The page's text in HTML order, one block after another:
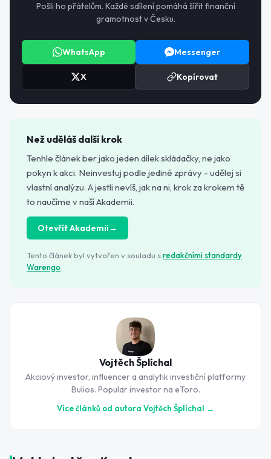
Pošli ho přátelům. Každé sdílení pomáhá šířit finanční
gramotnost v Česku.
WhatsApp Messenger
X Kopírovat
Než uděláš další krok
Tenhle článek ber jako jeden dílek skládačky, ne jako
pokyn k akci. Neinvestuj podle jediné zprávy - udělej si
vlastní analýzu. A jestli nevíš, jak na ni, krok za krokem tě
to naučíme v naší Akademii.
Otevřít Akademii→
Tento článek byl vytvořen v souladu sredakčními standardy
Warengo
Vojtěch Šplíchal
Akciový investor, influencer a analytik investiční platformy
Bulios. Popular investor na eToro.
Více článků od autora Vojtěch Šplíchal →